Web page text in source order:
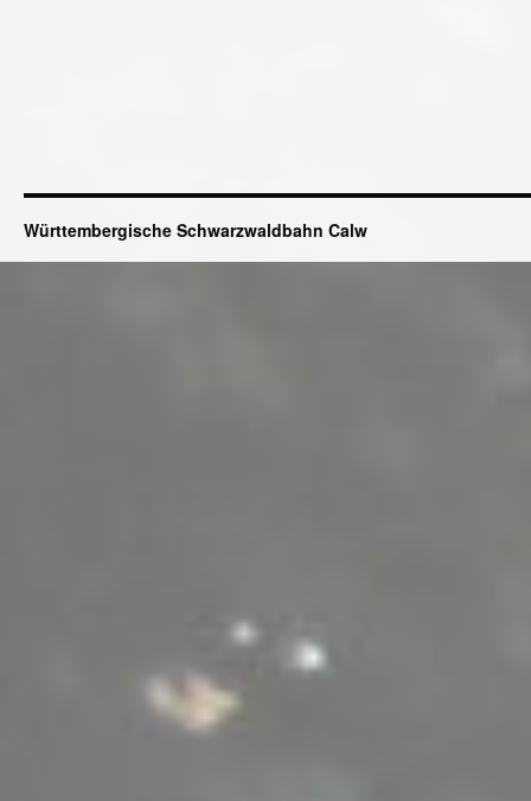
Württembergische Schwarzwaldbahn Calw